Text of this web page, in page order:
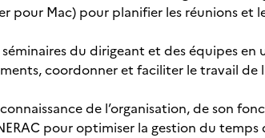
pour Mac) pour planifier les réunions et
du dirigeant et des équipes en
coordonner et faciliter le travail de
de l’organisation, de son
pour optimiser la gestion du